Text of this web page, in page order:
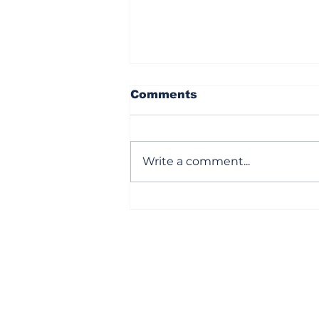
Comments
Write a comment...